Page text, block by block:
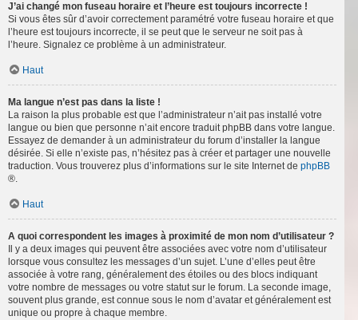
J’ai changé mon fuseau horaire et l’heure est toujours incorrecte !
Si vous êtes sûr d’avoir correctement paramétré votre fuseau horaire et que
l’heure est toujours incorrecte, il se peut que le serveur ne soit pas à
l’heure. Signalez ce problème à un administrateur.
Haut
Ma langue n’est pas dans la liste !
La raison la plus probable est que l’administrateur n’ait pas installé votre
langue ou bien que personne n’ait encore traduit phpBB dans votre langue.
Essayez de demander à un administrateur du forum d’installer la langue
désirée. Si elle n’existe pas, n’hésitez pas à créer et partager une nouvelle
traduction. Vous trouverez plus d’informations sur le site Internet de phpBB
®.
Haut
A quoi correspondent les images à proximité de mon nom d’utilisateur ?
Il y a deux images qui peuvent être associées avec votre nom d’utilisateur
lorsque vous consultez les messages d’un sujet. L’une d’elles peut être
associée à votre rang, généralement des étoiles ou des blocs indiquant
votre nombre de messages ou votre statut sur le forum. La seconde image,
souvent plus grande, est connue sous le nom d’avatar et généralement est
unique ou propre à chaque membre.